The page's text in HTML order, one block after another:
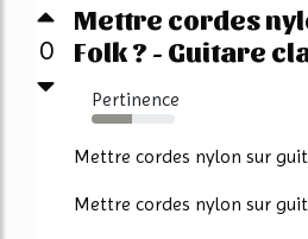
0
Mettre cordes
Folk ? - Guitare
Pertinence
48%
Mettre cordes nylon sur
Mettre cordes nylon sur